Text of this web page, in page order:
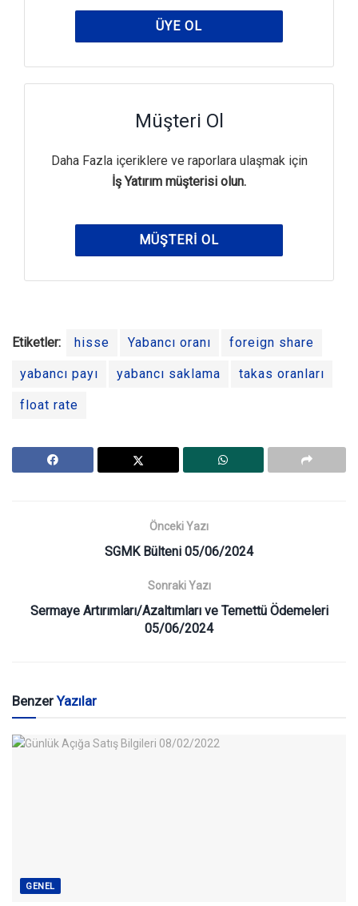
ÜYE OL
Müşteri Ol
Daha Fazla içeriklere ve raporlara ulaşmak için
İş Yatırım müşterisi olun.
MÜŞTERI OL
Etiketler: hisse Yabancı oranı foreign share
yabancı payı yabancı saklama takas oranları
float rate
Önceki Yazı
SGMK Bülteni 05/06/2024
Sonraki Yazı
Sermaye Artırımları/Azaltımları ve Temettü Ödemeleri
05/06/2024
BenzerYazılar
GENEL